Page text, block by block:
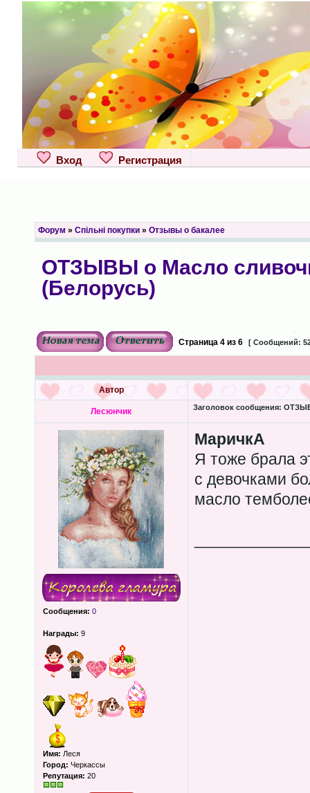
Вход Регистрация
Форум » Спільні покупки» Отзывы о бакалее
ОТЗЫВЫ о Масло
(Белорусь)
Страница 4из 6 [ Сообщений:
Автор
Лесюнчик Заголовок сообщения:
Сообщения: 0
Награды: 9
Имя: Леся
Город: Черкассы
Репутация: 20
МаричкА
Я тоже брала
с девочками
масло